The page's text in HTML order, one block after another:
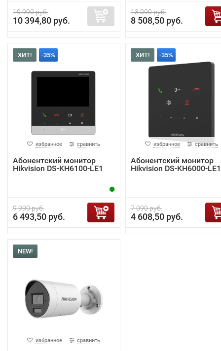
19 990 руб.
10 394,80 руб.
13 090 руб.
8 508,50 руб.
ХИТ! -35%
избранное сравнить
Абонентский монитор
Hikvision DS-KH6100-LE1
9 990 руб.
6 493,50 руб.
ХИТ! -35%
избранное сравнить
Абонентский монитор
Hikvision DS-KH6000-LE1
7 090 руб.
4 608,50 руб.
NEW!
избранное сравнить